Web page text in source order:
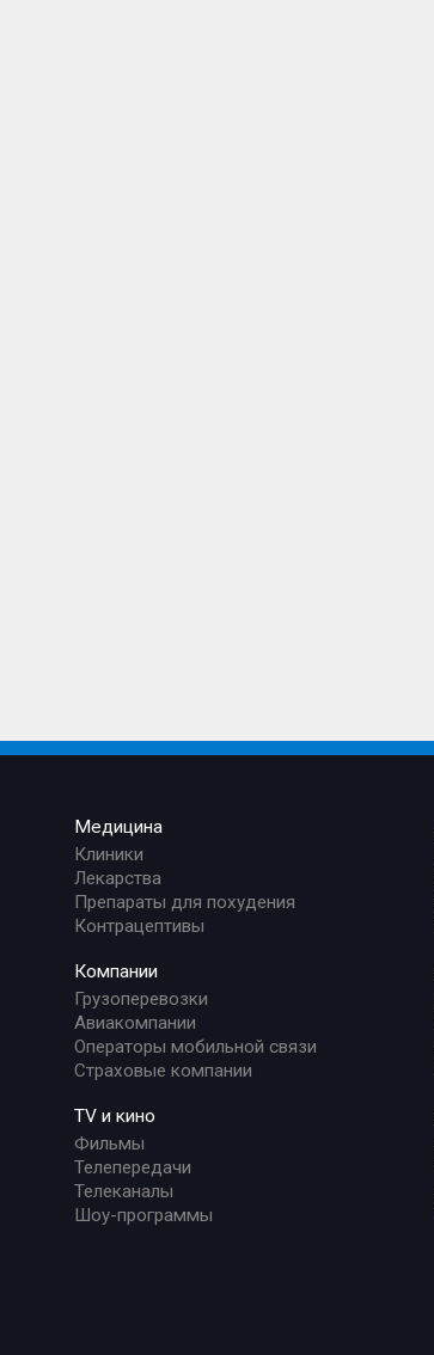
Медицина
Клиники
Лекарства
Препараты для похудения
Контрацептивы
Компании
Грузоперевозки
Авиакомпании
Операторы мобильной связи
Страховые компании
TV и кино
Фильмы
Телепередачи
Телеканалы
Шоу-программы